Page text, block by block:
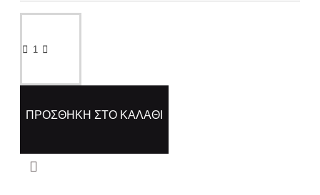
ΠΡΟΣΘΉΚΗ ΣΤΟ ΚΑΛΆΘΙ